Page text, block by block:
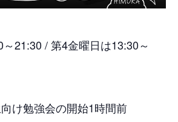
21:30 / 第4金曜日は13:30～
け勉強会の開始1時間前